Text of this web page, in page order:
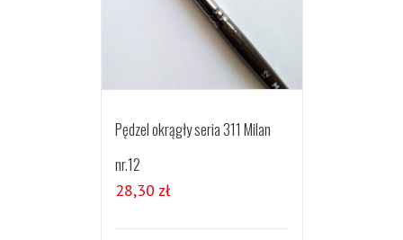
Pędzel okrągły seria 311 Milan
nr.12
28,30 zł